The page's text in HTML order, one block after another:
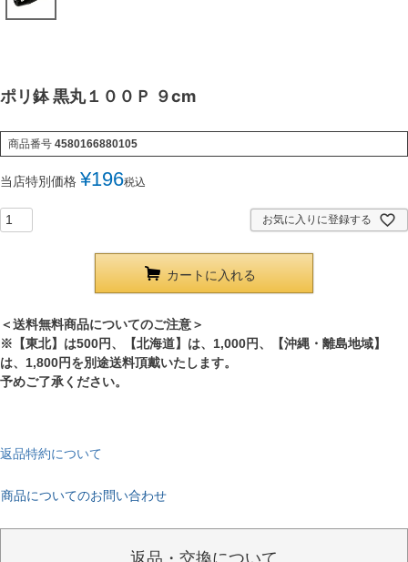
ポリ鉢 黒丸１００Ｐ ９cm
商品番号 4580166880105
当店特別価格 ¥196税込
お気に入りに登録する
カートに入れる
＜送料無料商品についてのご注意＞
※【東北】は500円、【北海道】は、1,000円、【沖縄・離島地域】
は、1,800円を別途送料頂戴いたします。
予めご了承ください。
返品特約について
商品についてのお問い合わせ
返品・交換について